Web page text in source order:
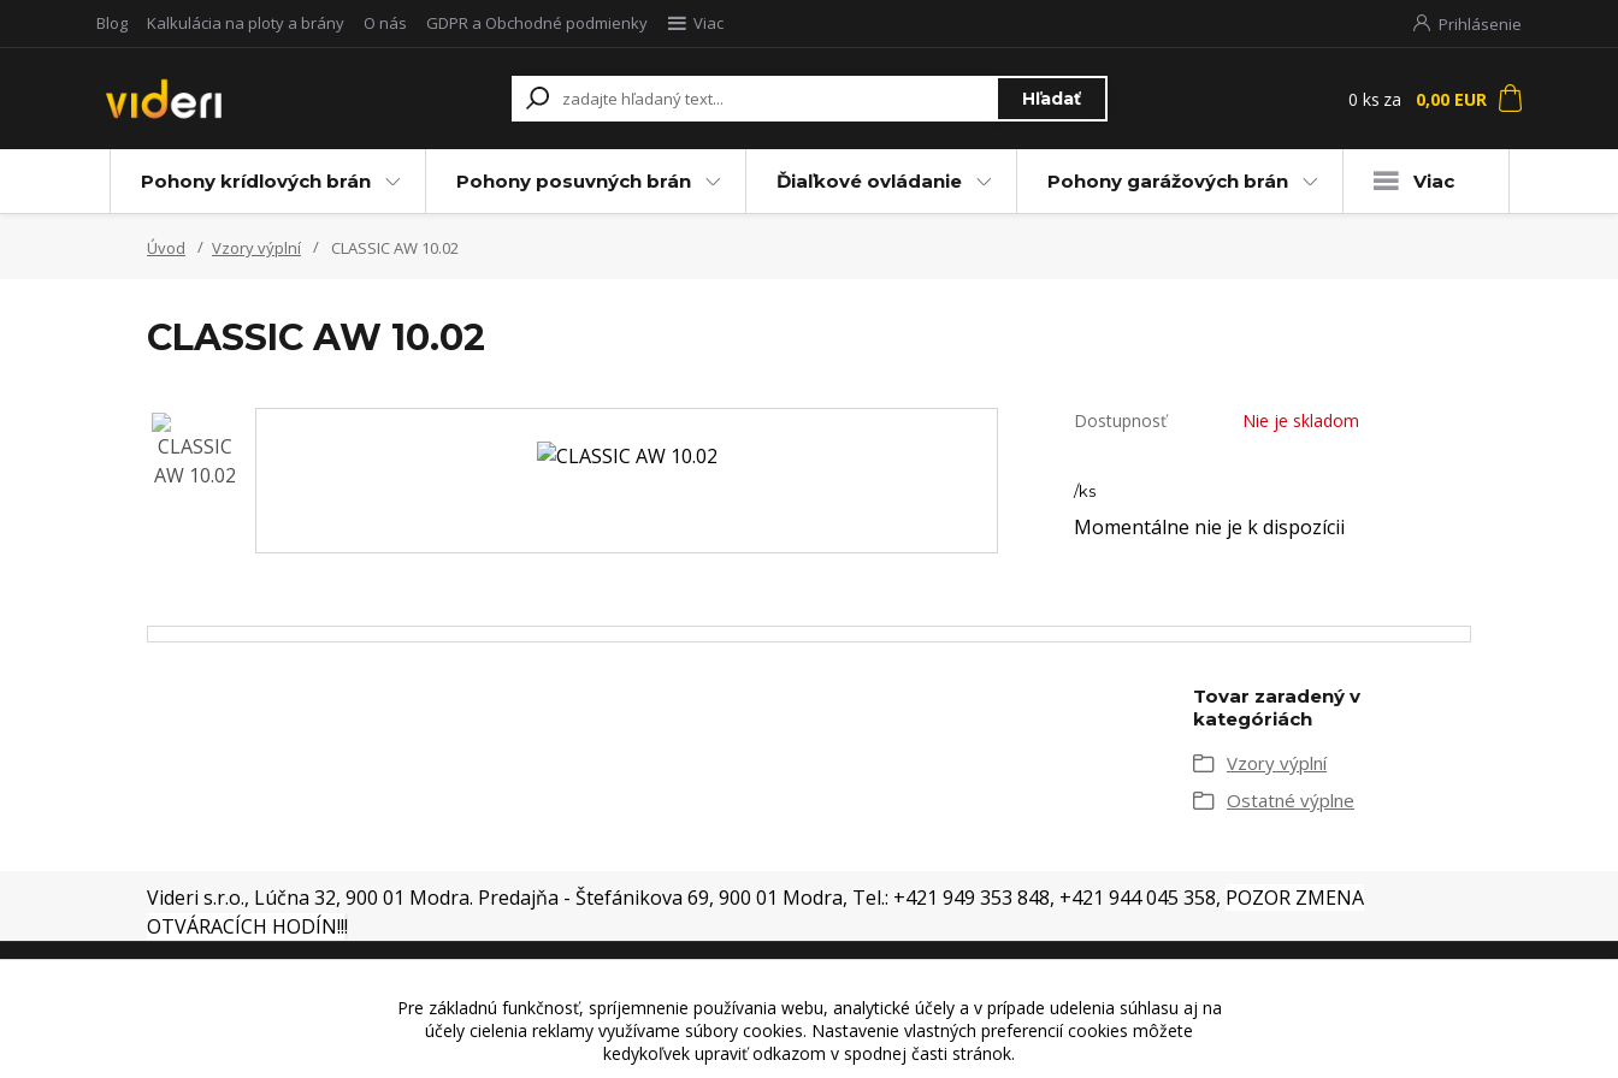
Blog Kalkulácia na ploty a brány O nás GDPR a Obchodné podmienky Viac Prihlásenie
Hľadať 0 ks za 0,00 EUR
Pohony krídlových brán Pohony posuvných brán Ďiaľkové ovládanie Pohony garážových brán Viac
Úvod Vzory výplní CLASSIC AW 10.02
CLASSIC AW 10.02
Dostupnosť Nie je skladom
/ks
Momentálne nie je k dispozícii
Tovar zaradený v
kategóriách
Vzory výplní
Ostatné výplne
Videri s.r.o., Lúčna 32, 900 01 Modra. Predajňa - Štefánikova 69, 900 01 Modra, Tel.: +421 949 353 848, +421 944 045 358, POZOR ZMENA
OTVÁRACÍCH HODÍN!!!
Vytvorené na Eshop-rychlo.sk
Pre základnú funkčnosť, spríjemnenie používania webu, analytické účely a v prípade udelenia súhlasu aj na
účely cielenia reklamy využívame súbory cookies. Nastavenie vlastných preferencií cookies môžete
kedykoľvek upraviť odkazom v spodnej časti stránok.